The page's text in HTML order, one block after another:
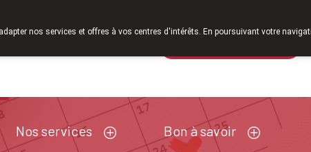
Nos services Bon à savoir
nos services et offres à vos centres d'intérêts. En poursuivant votre